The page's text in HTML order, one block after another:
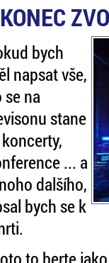
KONEC
bych
napsat vše,
se na
stane
... a
dalšího,
bych se k